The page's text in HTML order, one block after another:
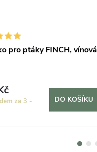
pro ptáky FINCH, vínová
za 3 -
DO KOŠÍKU